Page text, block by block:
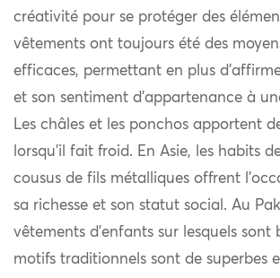
créativité pour se protéger des
vêtements ont toujours été des
efficaces, permettant en plus
et son sentiment d’appartenance à
Les châles et les ponchos apportent
lorsqu’il fait froid. En Asie, les habits
cousus de fils métalliques offrent
sa richesse et son statut social. Au
vêtements d’enfants sur lesquels sont
motifs traditionnels sont de superbes